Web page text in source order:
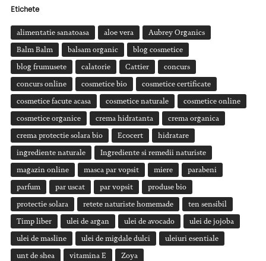
Etichete
alimentatie sanatoasa aloe vera Aubrey Organics
Balm Balm balsam organic blog cosmetice
blog frumusete calatorie Cattier concurs
concurs online cosmetice bio cosmetice certificate
cosmetice facute acasa cosmetice naturale cosmetice online
cosmetice organice crema hidratanta crema organica
crema protectie solara bio Ecocert hidratare
ingrediente naturale Ingrediente si remedii naturiste
magazin online masca par vopsit miere parabeni
parfum par uscat par vopsit produse bio
protectie solara retete naturiste homemade ten sensibil
Timp liber ulei de argan ulei de avocado ulei de jojoba
ulei de masline ulei de migdale dulci uleiuri esentiale
unt de shea vitamina E Zoya